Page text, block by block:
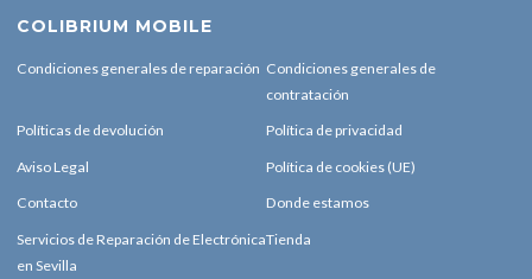
COLIBRIUM MOBILE
Condiciones generales de reparación Condiciones generales de
contratación
Políticas de devolución Política de privacidad
Aviso Legal Política de cookies (UE)
Contacto Donde estamos
Servicios de Reparación de Electrónica
en Sevilla
Tienda